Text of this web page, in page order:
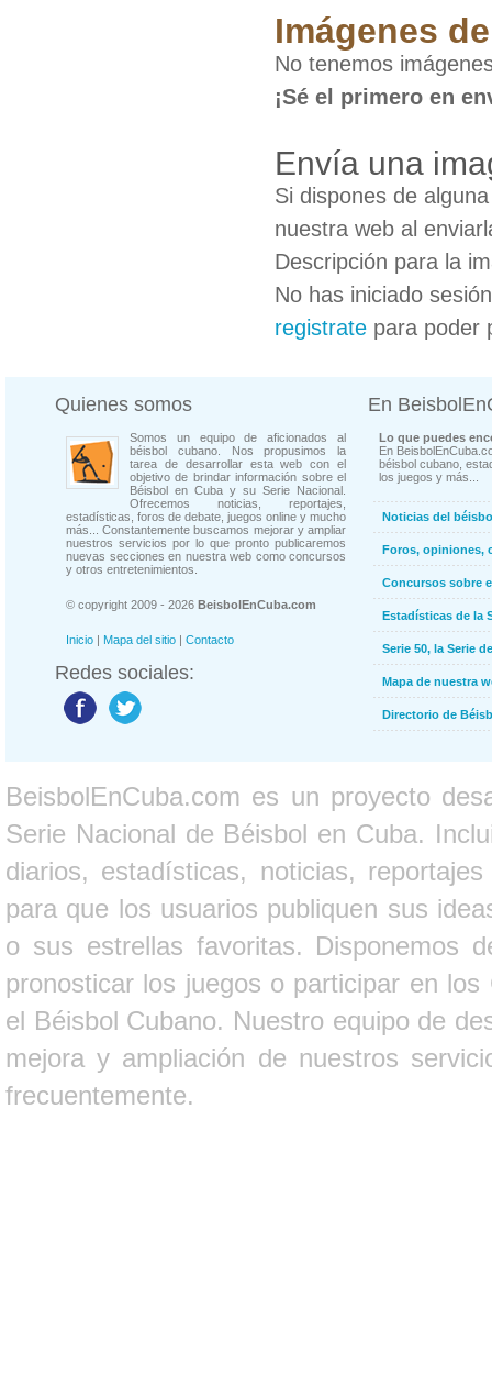
Imágenes
No tenemos
¡Sé el primero en
Envía una
Si dispones de
nuestra web al
Descripción para la
No has iniciado
registrate para poder
Quienes somos
Somos un equipo de aficionados al
béisbol cubano. Nos propusimos la
tarea de desarrollar esta web con el
objetivo de brindar información sobre el
Béisbol en Cuba y su Serie Nacional.
Ofrecemos noticias, reportajes,
estadísticas, foros de debate, juegos online y mucho
más... Constantemente buscamos mejorar y ampliar
nuestros servicios por lo que pronto publicaremos
nuevas secciones en nuestra web como concursos
y otros entretenimientos.
© copyright 2009 - 2026 BeisbolEnCuba.com
Inicio | Mapa del sitio | Contacto
Redes sociales:
En
Lo que puedes
En
béisbol cubano,
los juegos y más...
Noticias del
Foros, opiniones,
Concursos sobre
Estadísticas de la
Serie 50, la Serie
Mapa de nuestra
Directorio de
BeisbolEnCuba.com es un proyecto
Serie Nacional de Béisbol en Cuba.
diarios, estadísticas, noticias,
para que los usuarios publiquen sus
o sus estrellas favoritas. Disponemos
pronosticar los juegos o participar en
el Béisbol Cubano. Nuestro equipo de
mejora y ampliación de nuestros
frecuentemente.